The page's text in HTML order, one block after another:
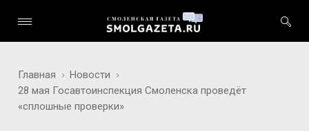
Главная
Новости
28 мая Госавтоинспекция Смоленска проведёт
«сплошные проверки»